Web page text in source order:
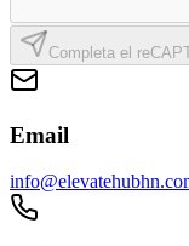
Completa el
Email